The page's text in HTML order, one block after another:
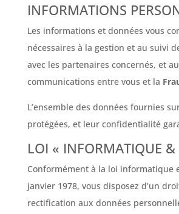
INFORMATIONS
Les informations et données vous
nécessaires à la gestion et au suivi
avec les partenaires concernés, et
communications entre vous etla
L’ensemble des données fournies
protégées, et leur confidentialité
​LOI « INFORMATIQUE &
Conformément à la loi informatique
janvier 1978, vous disposez d’un
rectification aux données